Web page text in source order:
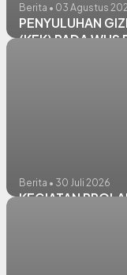
Berita • 03 Agustus
PENYULUHAN
(KEK) PADA WUS
Berita • 30 Juli 2026
KEGIATAN